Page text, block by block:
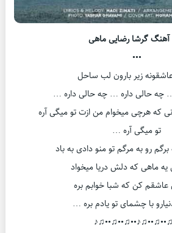
گرشا رضایی ماهی
•••
عاشقونه زیر بارون لب ساحل
چه حالی داره … چه حالی داره …
که هرچی میخوام من ازت تو میگی آره
تو میگی آره …
رو به مرگم تو منو دادی به باد
ماهی که دلش دریا میخواد
عاشقم کن که شبا خوابم بره
با چشمای تو یادم بره …